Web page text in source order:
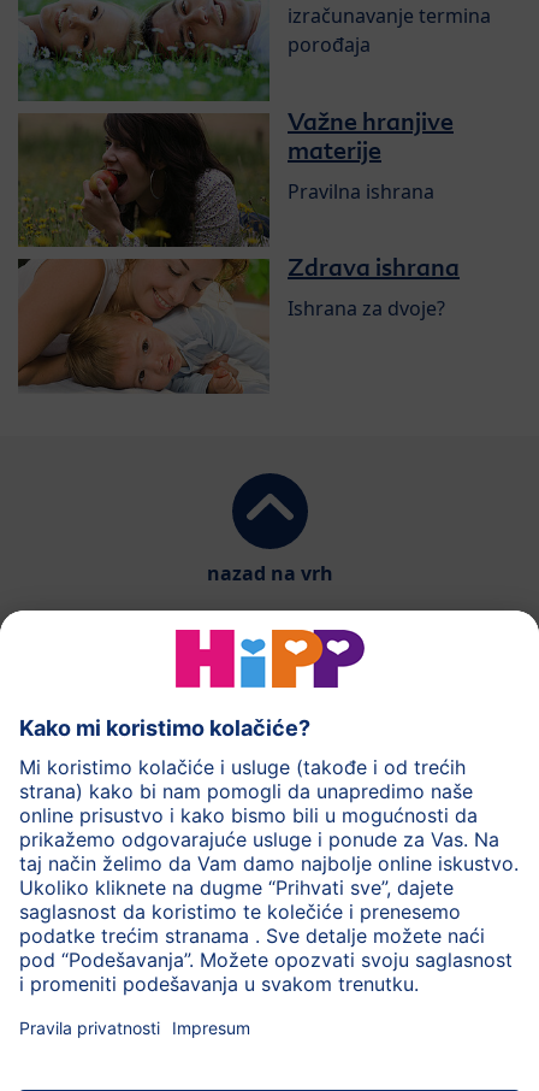
izračunavanje termina
porođaja
Važne hranjive
materije
Pravilna ishrana
Zdrava ishrana
Ishrana za dvoje?
nazad na vrh
HiPP mlečna hrana
HiPP hrana za bebe
HiPP Deca
HiPP nega HiPP trudnoća
Zaštita privatnosti
Uslovi korišćenja
Impresum
O HiPP Kontakt